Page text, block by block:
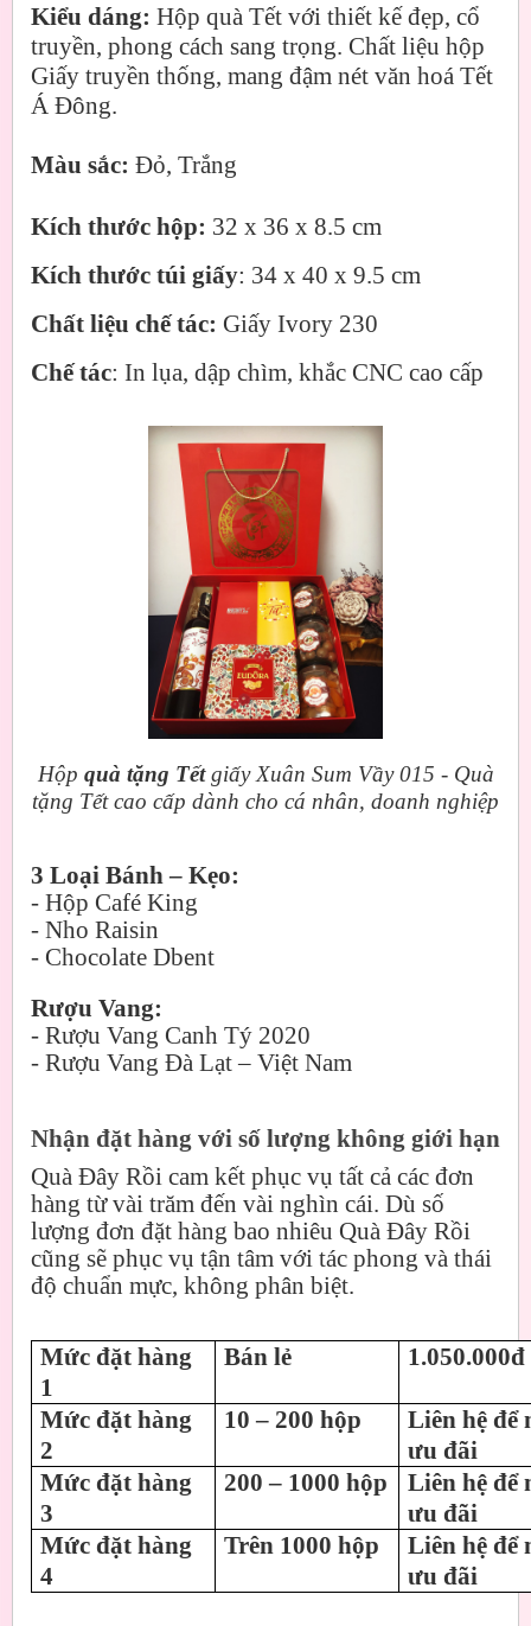
Kiểu dáng: Hộp quà Tết với thiết kế đẹp, cổ
truyền, phong cách sang trọng. Chất liệu hộp
Giấy truyền thống, mang đậm nét văn hoá Tết
Á Đông.
Màu sắc: Đỏ, Trắng
Kích thước hộp: 32 x 36 x 8.5 cm
Kích thước túi giấy: 34 x 40 x 9.5 cm
Chất liệu chế tác: Giấy Ivory 230
Chế tác: In lụa, dập chìm, khắc CNC cao cấp
Hộp quà tặng Tếtgiấy Xuân Sum Vầy 015 - Quà
tặng Tết cao cấp dành cho cá nhân, doanh nghiệp
3 Loại Bánh – Kẹo:
- Hộp Café King
- Nho Raisin
- Chocolate Dbent
Rượu Vang:
- Rượu Vang Canh Tý 2020
- Rượu Vang Đà Lạt – Việt Nam
Nhận đặt hàng với số lượng không giới hạn
Quà Đây Rồi cam kết phục vụ tất cả các đơn
hàng từ vài trăm đến vài nghìn cái. Dù số
lượng đơn đặt hàng bao nhiêu Quà Đây Rồi
cũng sẽ phục vụ tận tâm với tác phong và thái
độ chuẩn mực, không phân biệt.
Mức đặt hàng
1
Bán lẻ 1.050.000đ
Mức đặt hàng
2
10 – 200 hộp
Liên hệ để
ưu đãi
Mức đặt hàng
3
200 – 1000 hộp
Liên hệ để
ưu đãi
Mức đặt hàng
4
Trên 1000 hộp
Liên hệ để
ưu đãi